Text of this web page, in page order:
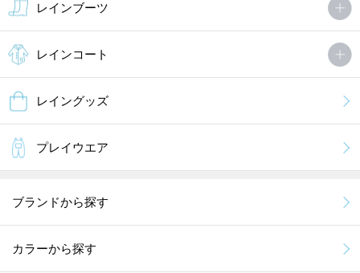
レインブーツ
レインコート
レイングッズ
プレイウエア
ブランドから探す
カラーから探す